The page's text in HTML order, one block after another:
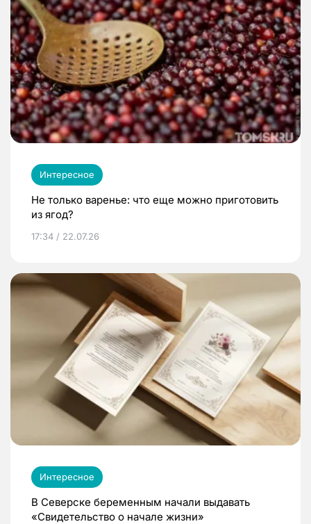
Интересное
Не только варенье: что еще можно приготовить
из ягод?
17:34 / 22.07.26
Интересное
В Северске беременным начали выдавать
«Свидетельство о начале жизни»